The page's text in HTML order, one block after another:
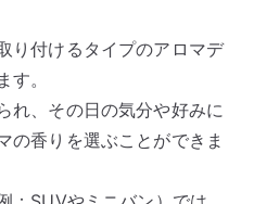
り付けるタイプのアロマデ
す。
れ、その日の気分や好みに
の香りを選ぶことができま